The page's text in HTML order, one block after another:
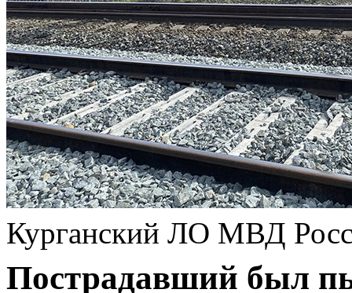
Курганский ЛО МВД
Пострадавший был